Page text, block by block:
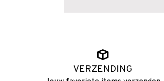
VERZENDING